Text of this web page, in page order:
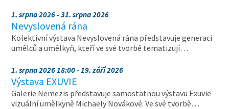
1. srpna 2026 - 31. srpna 2026
Nevyslovená rána
Kolektivní výstava Nevyslovená rána představuje generaci
umělců a umělkyň, kteří ve své tvorbě tematizují…
1. srpna 2026 18:00 - 19. září 2026
Výstava EXUVIE
Galerie Nemezis představuje samostatnou výstavu Exuvie
vizuální umělkyně Michaely Novákové. Ve své tvorbě…